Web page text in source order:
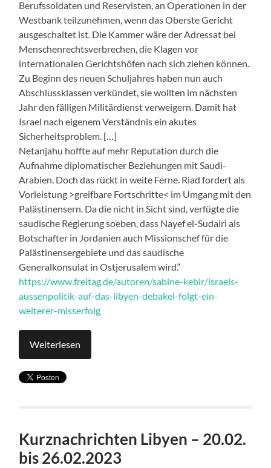
Berufssoldaten und Reservisten, an Operationen in der
Westbank teilzunehmen, wenn das Oberste Gericht
ausgeschaltet ist. Die Kammer wäre der Adressat bei
Menschenrechtsverbrechen, die Klagen vor
internationalen Gerichtshöfen nach sich ziehen können.
Zu Beginn des neuen Schuljahres haben nun auch
Abschlussklassen verkündet, sie wollten im nächsten
Jahr den fälligen Militärdienst verweigern. Damit hat
Israel nach eigenem Verständnis ein akutes
Sicherheitsproblem. […]
Netanjahu hoffte auf mehr Reputation durch die
Aufnahme diplomatischer Beziehungen mit Saudi-
Arabien. Doch das rückt in weite Ferne. Riad fordert als
Vorleistung >greifbare Fortschritte< im Umgang mit den
Palästinensern. Da die nicht in Sicht sind, verfügte die
saudische Regierung soeben, dass Nayef el-Sudairi als
Botschafter in Jordanien auch Missionschef für die
Palästinensergebiete und das saudische
Generalkonsulat in Ostjerusalem wird.“
https://www.freitag.de/autoren/sabine-kebir/israels-
aussenpolitik-auf-das-libyen-debakel-folgt-ein-
weiterer-misserfolg
Weiterlesen
Kurznachrichten Libyen – 20.02.
bis 26.02.2023